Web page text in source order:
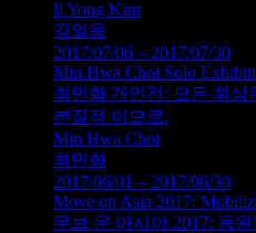
Il Yong Kim
김일용
2017/07/06 – 2017/07/30
Min Hwa Choi Solo
최민화 개인전: 모든 회상
본질적 이므로.
Min Hwa Choi
최민화
2017/06/01 – 2017/06/30
Move on Asia 2017:
무브 온 아시아 2017: 동